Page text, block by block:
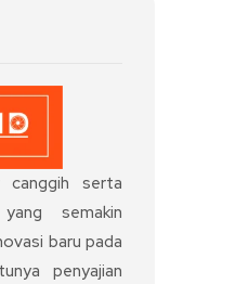
canggih serta
semakin
baru pada
penyajian